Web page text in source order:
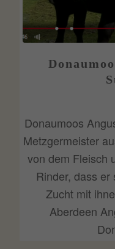
Donaumoos
Metzgermeister
von dem Fleisch
Rinder, dass
Zucht mit
Aberdeen